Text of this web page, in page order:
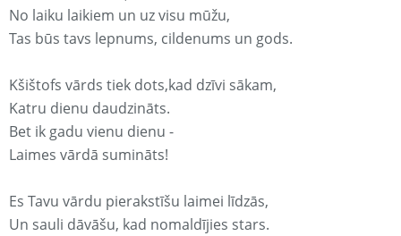
No laiku laikiem un uz visu mūžu,
Tas būs tavs lepnums, cildenums un gods.
Kšištofs vārds tiek dots,kad dzīvi sākam,
Katru dienu daudzināts.
Bet ik gadu vienu dienu -
Laimes vārdā sumināts!
Es Tavu vārdu pierakstīšu laimei līdzās,
Un sauli dāvāšu, kad nomaldījies stars.